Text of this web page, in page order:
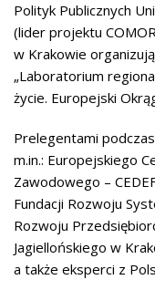
Polityk Publicznych
(lider projektu
w Krakowie
„Laboratorium
życie. Europejski
Prelegentami
m.in.: Europejskiego
Zawodowego –
Fundacji Rozwoju
Rozwoju
Jagiellońskiego w
a także eksperci z